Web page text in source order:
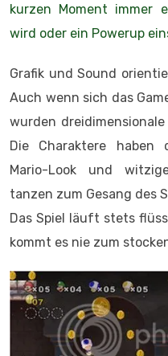
kurzen Moment immer
wird oder ein Powerup
Grafik und Sound
Auch wenn sich das
wurden
Die Charaktere haben
Mario-Look und
tanzen zum Gesang des
Das Spiel läuft stets
kommt es nie zum